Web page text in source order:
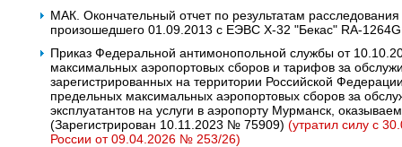
МАК. Окончательный отчет по результатам
произошедшего 01.09.2013 с ЕЭВС Х-32 "Бекас" RA-
Приказ Федеральной антимонопольной службы от
максимальных аэропортовых сборов и тарифов за
зарегистрированных на территории Российской
предельных максимальных аэропортовых сборов за
эксплуатантов на услуги в аэропорту Мурманск,
(Зарегистрирован 10.11.2023 № 75909) (утратил силу с
России от 09.04.2026 № 253/26)